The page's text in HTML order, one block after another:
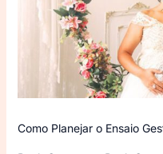
Como Planejar o Ensaio
Gestante
Perfeito: